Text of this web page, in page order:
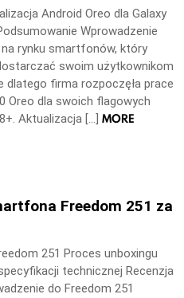
Android Oreo dla Galaxy
Wprowadzenie
rynku smartfonów, który
swoim użytkownikom
dlatego firma rozpoczęła prace
Oreo dla swoich flagowych
Aktualizacja […] MORE
Freedom 251 za
251 Proces unboxingu
technicznej Recenzja
do Freedom 251